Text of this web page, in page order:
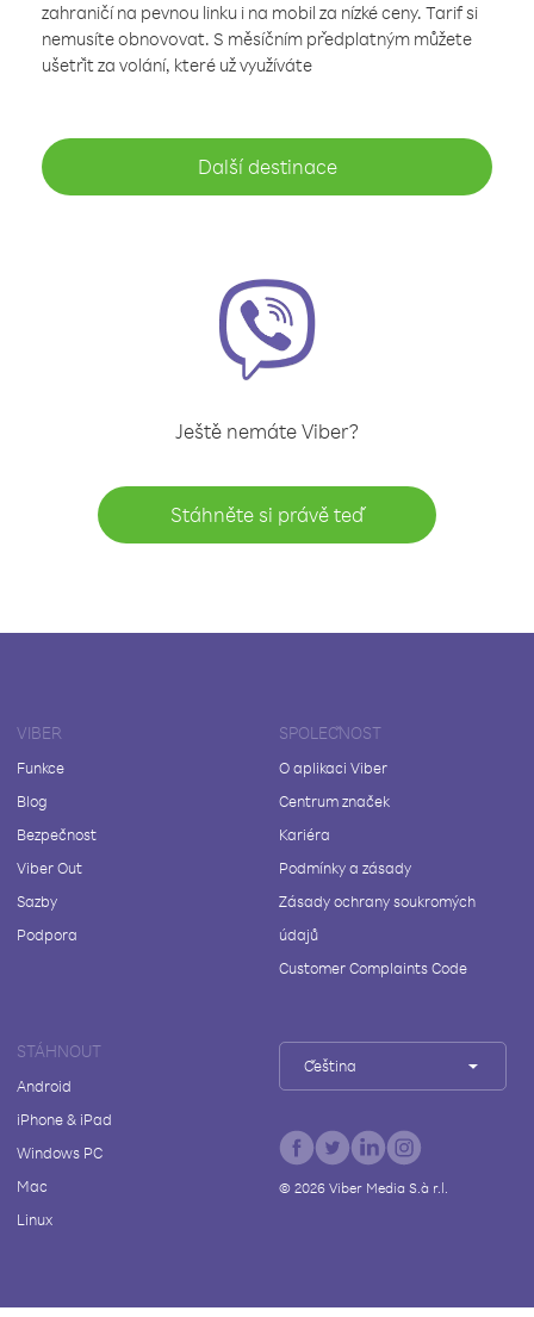
zahraničí na pevnou linku i na mobil za nízké ceny. Tarif si
nemusíte obnovovat. S měsíčním předplatným můžete
ušetřit za volání, které už využíváte
Další destinace
Ještě nemáte Viber?
Stáhněte si právě teď
VIBER
Funkce
Blog
Bezpečnost
Viber Out
Sazby
Podpora
SPOLEČNOST
O aplikaci Viber
Centrum značek
Kariéra
Podmínky a zásady
Zásady ochrany soukromých
údajů
Customer Complaints Code
STÁHNOUT
Android
iPhone & iPad
Windows PC
Mac
Linux
Čeština
© 2026Viber Media S.à r.l.